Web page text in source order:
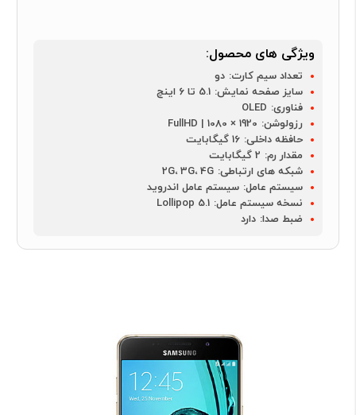
ویژگی های محصول:
تعداد سیم کارت: دو
سایز صفحه نمایش: 5.1 تا 6 اینچ
فناوری: OLED
رزولوشن: 1920 × 1080 | FullHD
حافظه داخلی: 16 گیگابایت
مقدار رم: 2 گیگابایت
شبکه های ارتباطی: 2G، 3G، 4G
سیستم عامل: سیستم عامل اندروید
نسخه سیستم عامل: Lollipop 5.1
ضبط صدا: دارد